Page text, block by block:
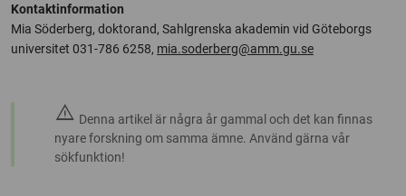
Kontaktinformation
Mia Söderberg, doktorand, Sahlgrenska akademin vid Göteborgs
universitet 031-786 6258, mia.soderberg@amm.gu.se
warning Denna artikel är några år gammal och det kan finnas
nyare forskning om samma ämne. Använd gärna vår
sökfunktion!